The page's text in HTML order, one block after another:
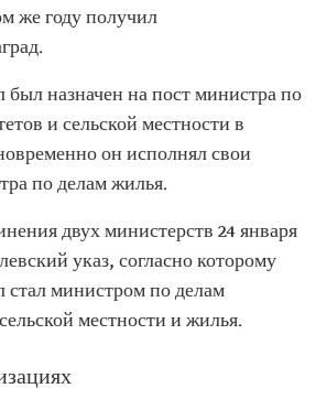
же году получил
назначен на пост министра по
и сельской местности в
он исполнял свои
по делам жилья.
двух министерств 24 января
указ, согласно которому
министром по делам
местности и жилья.